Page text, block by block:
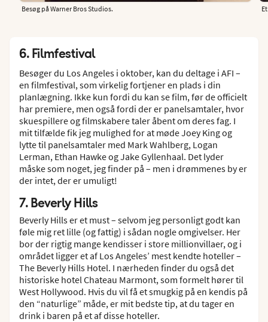
Besøg på Warner Bros Studios.
6. Filmfestival
Besøger du Los Angeles i oktober, kan du deltage i AFI –
en filmfestival, som virkelig fortjener en plads i din
planlægning. Ikke kun fordi du kan se film, før de officielt
har premiere, men også fordi der er panelsamtaler, hvor
skuespillere og filmskabere taler åbent om deres fag. I
mit tilfælde fik jeg mulighed for at møde Joey King og
lytte til panelsamtaler med Mark Wahlberg, Logan
Lerman, Ethan Hawke og Jake Gyllenhaal. Det lyder
måske som noget, jeg finder på – men i drømmenes by er
der intet, der er umuligt!
7. Beverly Hills
Beverly Hills er et must – selvom jeg personligt godt kan
føle mig ret lille (og fattig) i sådan nogle omgivelser. Her
bor der rigtig mange kendisser i store millionvillaer, og i
området ligger et af Los Angeles’ mest kendte hoteller –
The Beverly Hills Hotel. I nærheden finder du også det
historiske hotel Chateau Marmont, som formelt hører til
West Hollywood. Hvis du vil få et smugkig på en kendis på
den “naturlige” måde, er mit bedste tip, at du tager en
drink i baren på et af disse hoteller.